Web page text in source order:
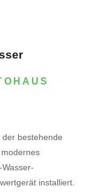
bestehende
installiert.